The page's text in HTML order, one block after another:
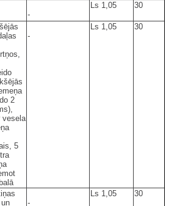
-
Ls 1,05 30
2
vesela
5
-
Ls 1,05 30
-
Ls 1,05 30